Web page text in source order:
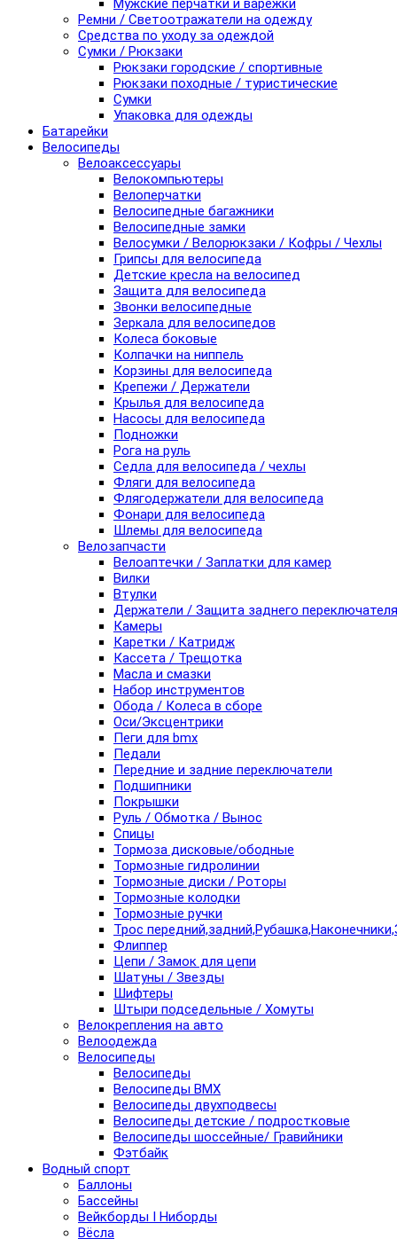
Мужские перчатки и варежки
Ремни / Светоотражатели на одежду
Средства по уходу за одеждой
Сумки / Рюкзаки
Рюкзаки городские / спортивные
Рюкзаки походные / туристические
Сумки
Упаковка для одежды
Батарейки
Велосипеды
Велоаксессуары
Велокомпьютеры
Велоперчатки
Велосипедные багажники
Велосипедные замки
Велосумки / Велорюкзаки / Кофры / Чехлы
Грипсы для велосипеда
Детские кресла на велосипед
Защита для велосипеда
Звонки велосипедные
Зеркала для велосипедов
Колеса боковые
Колпачки на ниппель
Корзины для велосипеда
Крепежи / Держатели
Крылья для велосипеда
Насосы для велосипеда
Подножки
Рога на руль
Седла для велосипеда / чехлы
Фляги для велосипеда
Флягодержатели для велосипеда
Фонари для велосипеда
Шлемы для велосипеда
Велозапчасти
Велоаптечки / Заплатки для камер
Вилки
Втулки
Держатели / Защита заднего переключателя
Камеры
Каретки / Катридж
Кассета / Трещотка
Масла и смазки
Набор инструментов
Обода / Колеса в сборе
Оси/Эксцентрики
Пеги для bmx
Педали
Передние и задние переключатели
Подшипники
Покрышки
Руль / Обмотка / Вынос
Спицы
Тормоза дисковые/ободные
Тормозные гидролинии
Тормозные диски / Роторы
Тормозные колодки
Тормозные ручки
Трос
Флиппер
Цепи / Замок для цепи
Шатуны / Звезды
Шифтеры
Штыри подседельные / Хомуты
Велокрепления на авто
Велоодежда
Велосипеды
Велосипеды
Велосипеды BMX
Велосипеды двухподвесы
Велосипеды детские / подростковые
Велосипеды шоссейные/ Гравийники
Фэтбайк
Водный спорт
Баллоны
Бассейны
Вейкборды I Ниборды
Вёсла